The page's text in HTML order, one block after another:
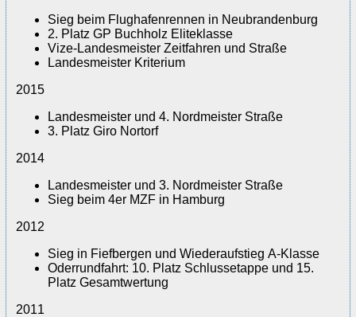
Sieg beim Flughafenrennen in Neubrandenburg
2. Platz GP Buchholz Eliteklasse
Vize-Landesmeister Zeitfahren und Straße
Landesmeister Kriterium
2015
Landesmeister und 4. Nordmeister Straße
3. Platz Giro Nortorf
2014
Landesmeister und 3. Nordmeister Straße
Sieg beim 4er MZF in Hamburg
2012
Sieg in Fiefbergen und Wiederaufstieg A-Klasse
Oderrundfahrt: 10. Platz Schlussetappe und 15.
Platz Gesamtwertung
2011